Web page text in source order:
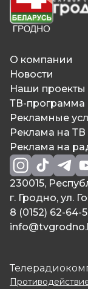
О компании
Новости
Наши проекты
ТВ-программа
Рекламные
Реклама на ТВ
Реклама на
230015,
г. Гродно, ул.
8 (0152) 62-64-